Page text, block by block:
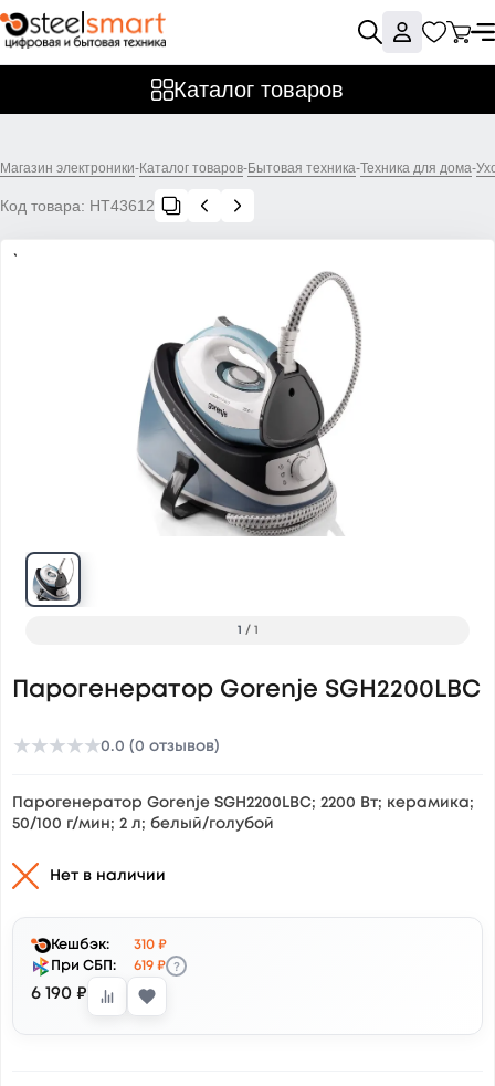
Каталог товаров
Магазин электроники-Каталог товаров-Бытовая техника-Техника для дома-
Код товара: НТ43612
1 / 1
Парогенератор Gorenje SGH2200LBC
★★★★★0.0 (0 отзывов)
Парогенератор Gorenje SGH2200LBC; 2200 Вт; керамика;
50/100 г/мин; 2 л; белый/голубой
Нет в наличии
Кешбэк:
310 ₽
При СБП:
619 ₽ ?
6 190 ₽